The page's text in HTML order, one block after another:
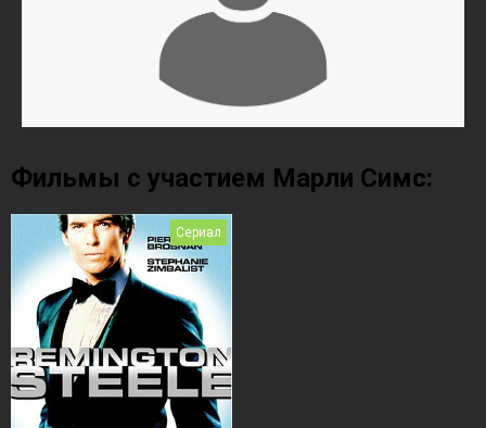
Фильмы с участием Марли Симс:
Сериал